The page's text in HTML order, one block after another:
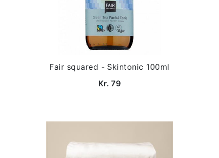
Fair squared - Skintonic 100ml
Kr. 79